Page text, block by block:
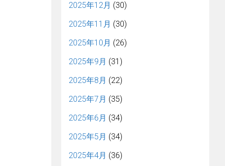
2025年12月 (30)
2025年11月 (30)
2025年10月 (26)
2025年9月 (31)
2025年8月 (22)
2025年7月 (35)
2025年6月 (34)
2025年5月 (34)
2025年4月 (36)